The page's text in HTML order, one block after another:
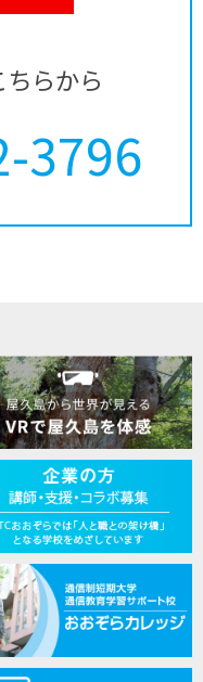
らから
3796